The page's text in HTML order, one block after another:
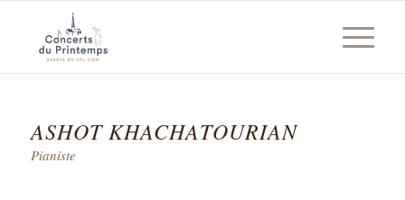
ASHOT KHACHATOURIAN
Pianiste